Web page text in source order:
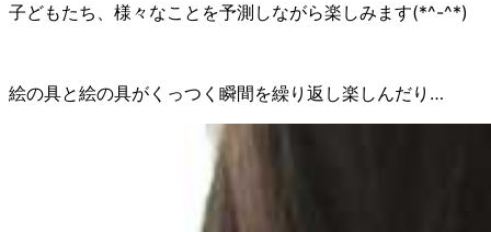
子どもたち、様々なことを予測しながら楽しみます(*^-^*)
絵の具と絵の具がくっつく瞬間を繰り返し楽しんだり…